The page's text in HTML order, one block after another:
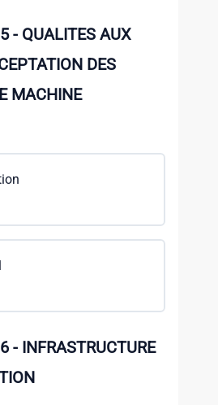
- QUALITES AUX
DES
MACHINE
- INFRASTRUCTURE